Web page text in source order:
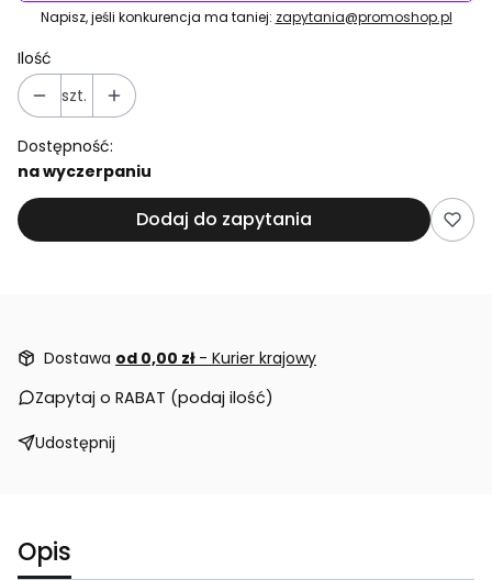
Napisz, jeśli konkurencja ma taniej: zapytania@promoshop.pl
Ilość
szt.
Dostępność:
na wyczerpaniu
Dodaj do zapytania
Dostawa od 0,00 zł - Kurier krajowy
Zapytaj o RABAT (podaj ilość)
Udostępnij
Opis